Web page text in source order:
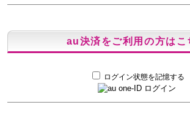
au決済をご利用の方はこ
ログイン状態を記憶する